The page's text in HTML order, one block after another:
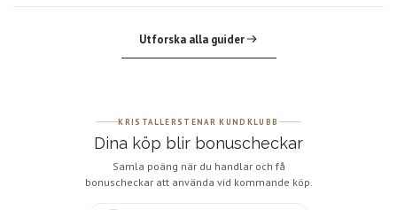
Utforska alla guider
KRISTALLERSTENAR KUNDKLUBB
Dina köp blir bonuscheckar
Samla poäng när du handlar och få
bonuscheckar att använda vid kommande köp.